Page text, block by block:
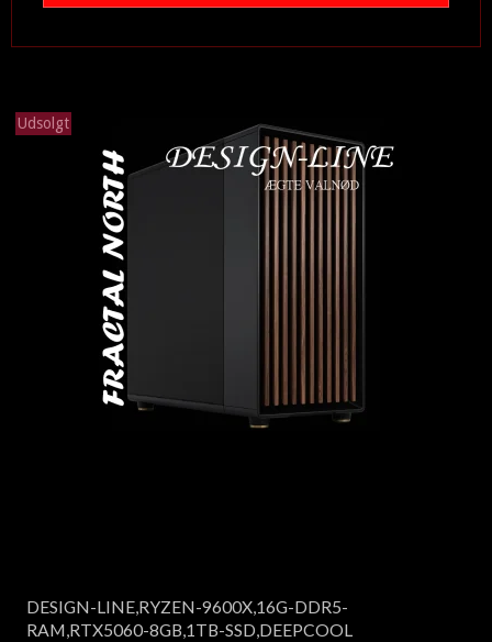
Udsolgt
DESIGN-LINE,RYZEN-9600X,16G-DDR5-
RAM,RTX5060-8GB,1TB-SSD,DEEPCOOL